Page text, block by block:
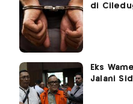
di
Eks
Jalani